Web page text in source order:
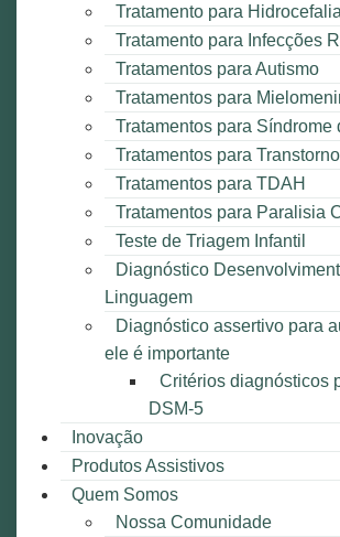
Tratamento para Hidrocefalia
Tratamento para Infecções
Tratamentos para Autismo
Tratamentos para
Tratamentos para Síndrome
Tratamentos para
Tratamentos para TDAH
Tratamentos para Paralisia
Teste de Triagem Infantil
Diagnóstico
Linguagem
Diagnóstico assertivo para
ele é importante
Critérios diagnósticos
DSM-5
Inovação
Produtos Assistivos
Quem Somos
Nossa Comunidade